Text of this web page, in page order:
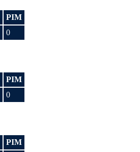
PIM
0
PIM
0
PIM